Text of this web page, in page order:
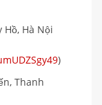
Hồ, Hà Nội
)
Thanh